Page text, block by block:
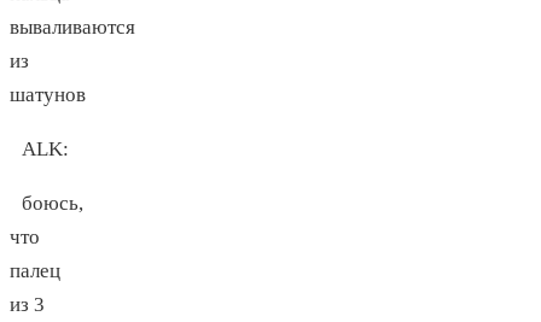
вываливаются
из
шатунов
ALK:
боюсь,
что
палец
из 3